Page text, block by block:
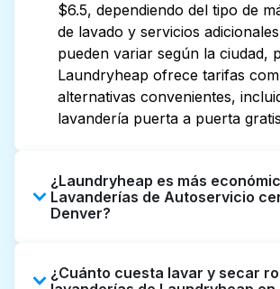
$6.5, dependiendo del tipo de
de lavado y servicios
pueden variar según la ciudad,
Laundryheap ofrece tarifas
alternativas convenientes,
lavandería puerta a puerta
¿Laundryheap es más
Lavanderías de Autoservicio
Denver?
calidad profesional del lavado y
¿Cuánto cuesta lavar y secar